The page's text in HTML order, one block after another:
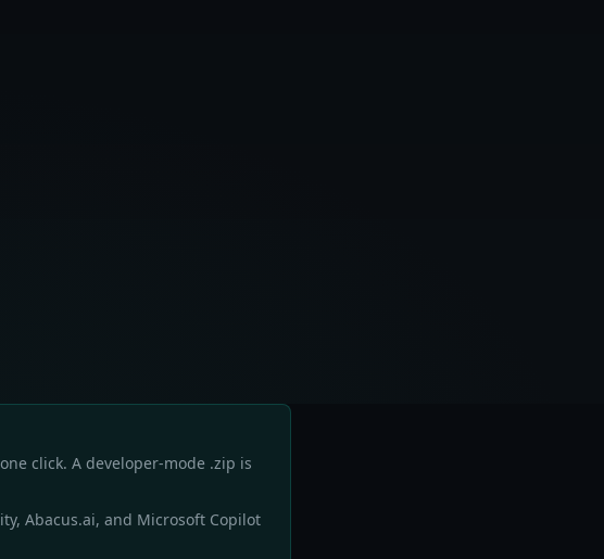
click. A developer-mode .zip is
Abacus.ai, and Microsoft Copilot